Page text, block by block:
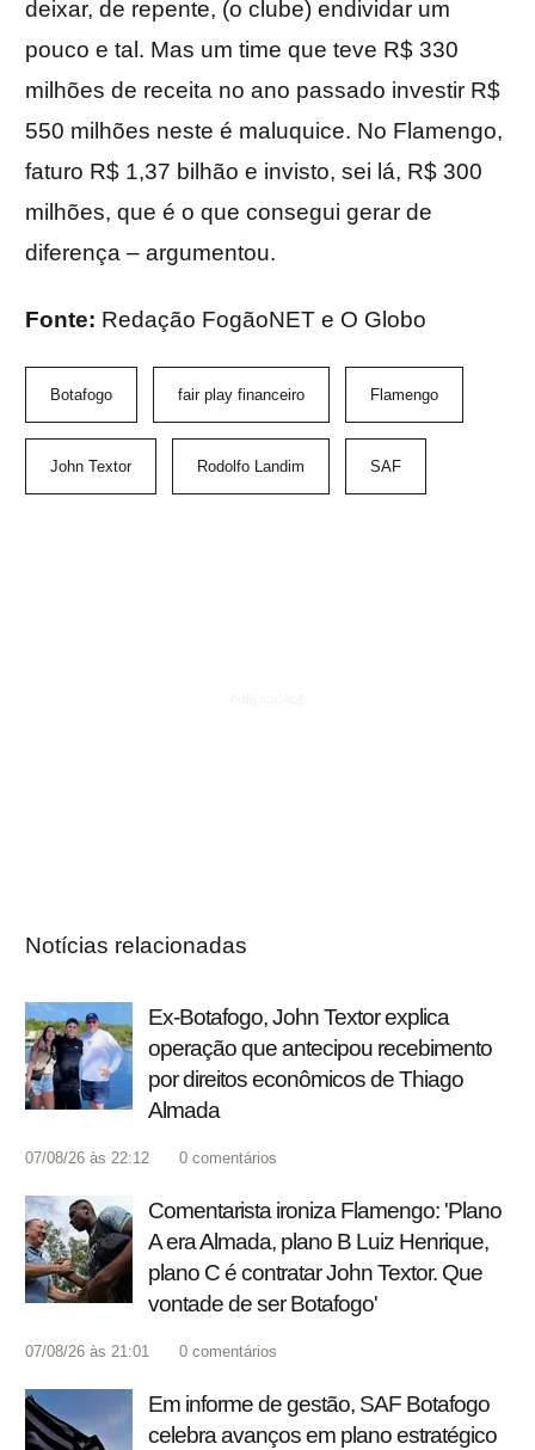
deixar, de repente, (o clube) endividar um
pouco e tal. Mas um time que teve R$ 330
milhões de receita no ano passado investir R$
550 milhões neste é maluquice. No Flamengo,
faturo R$ 1,37 bilhão e invisto, sei lá, R$ 300
milhões, que é o que consegui gerar de
diferença – argumentou.
Fonte: Redação FogãoNET e O Globo
Botafogo fair play financeiro Flamengo
John Textor Rodolfo Landim SAF
Notícias relacionadas
Ex-Botafogo, John Textor explica
operação que antecipou recebimento
por direitos econômicos de Thiago
Almada
07/08/26 às 22:12 0 comentários
Comentarista ironiza Flamengo: 'Plano
A era Almada, plano B Luiz Henrique,
plano C é contratar John Textor. Que
vontade de ser Botafogo'
07/08/26 às 21:01 0 comentários
Em informe de gestão, SAF Botafogo
celebra avanços em plano estratégico